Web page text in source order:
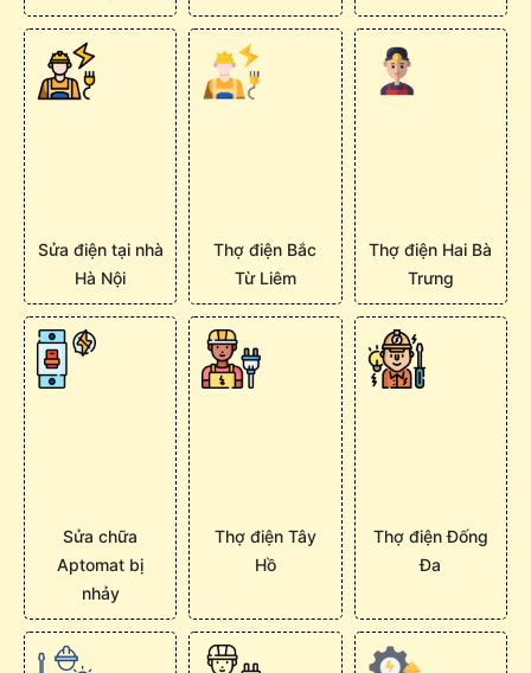
Sửa điện tại nhà
Hà Nội
Thợ điện Bắc
Từ Liêm
Thợ điện Hai Bà
Trưng
Sửa chữa
Aptomat bị
nhảy
Thợ điện Tây
Hồ
Thợ điện Đống
Đa